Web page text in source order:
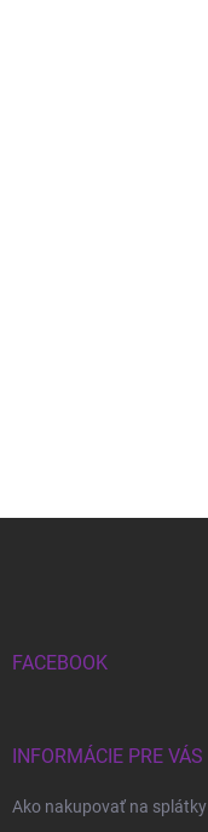
FACEBOOK
INFORMÁCIE PRE VÁS
Ako nakupovať na splátky